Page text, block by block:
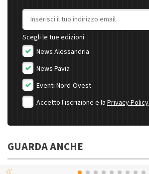
Indirizzo email
Scegli le tue edizioni:
News Alessandria
News Pavia
Eventi Nord-Ovest
Accetto l'iscrizione e la Privacy Policy
GUARDA ANCHE